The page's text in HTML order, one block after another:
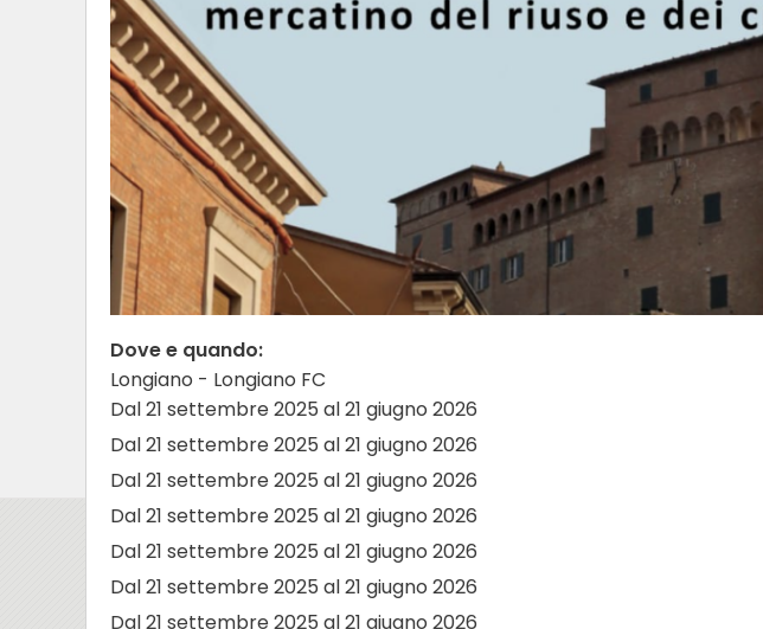
Dove e quando:
Longiano - Longiano FC
Dal 21 settembre 2025 al 21 giugno 2026
Dal 21 settembre 2025 al 21 giugno 2026
Dal 21 settembre 2025 al 21 giugno 2026
Dal 21 settembre 2025 al 21 giugno 2026
Dal 21 settembre 2025 al 21 giugno 2026
Dal 21 settembre 2025 al 21 giugno 2026
Dal 21 settembre 2025 al 21 giugno 2026